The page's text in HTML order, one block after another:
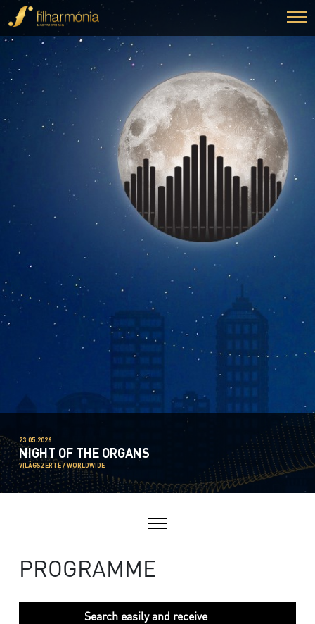
23.05.2026
NIGHT OF THE ORGANS
VILÁGSZERTE / WORLDWIDE
PROGRAMME
Search easily and receive